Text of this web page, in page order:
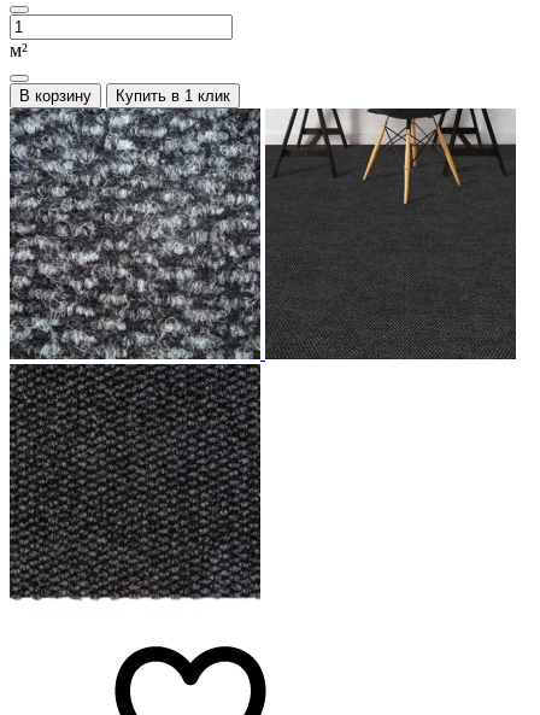
м²
В корзину Купить в 1 клик